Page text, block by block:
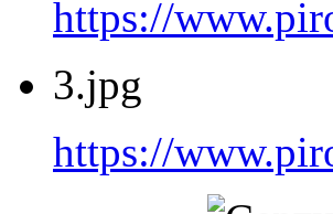
https://
3.jpg
https://